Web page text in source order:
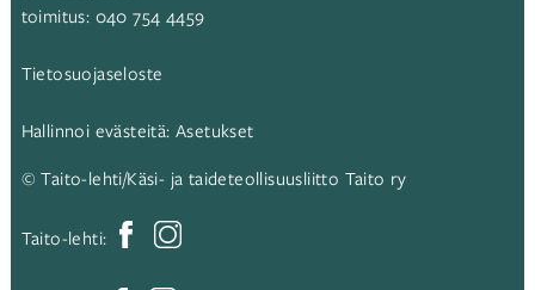
toimitus: 040 754 4459
Tietosuojaseloste
Hallinnoi evästeitä: Asetukset
© Taito-lehti/Käsi- ja taideteollisuusliitto Taito ry
Taito-lehti: